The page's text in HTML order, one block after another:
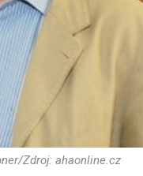
Zdroj: ahaonline.cz